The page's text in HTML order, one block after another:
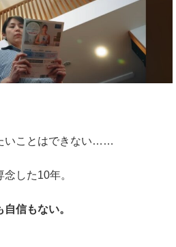
いことはできない……
した10年。
信もない。